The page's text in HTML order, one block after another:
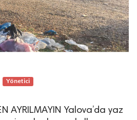
Yönetici
AYRILMAYIN Yalova’da yaz